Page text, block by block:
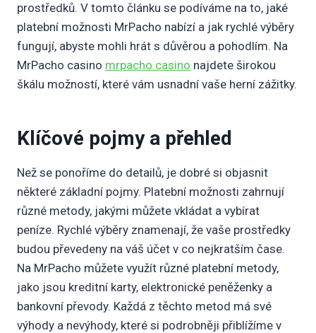
prostředků. V tomto článku se podíváme na to, jaké
platební možnosti MrPacho nabízí a jak rychlé výběry
fungují, abyste mohli hrát s důvěrou a pohodlím. Na
MrPacho casino mrpacho casino najdete širokou
škálu možností, které vám usnadní vaše herní zážitky.
Klíčové pojmy a přehled
Než se ponoříme do detailů, je dobré si objasnit
některé základní pojmy. Platební možnosti zahrnují
různé metody, jakými můžete vkládat a vybírat
peníze. Rychlé výběry znamenají, že vaše prostředky
budou převedeny na váš účet v co nejkratším čase.
Na MrPacho můžete využít různé platební metody,
jako jsou kreditní karty, elektronické peněženky a
bankovní převody. Každá z těchto metod má své
výhody a nevýhody, které si podrobněji přiblížíme v